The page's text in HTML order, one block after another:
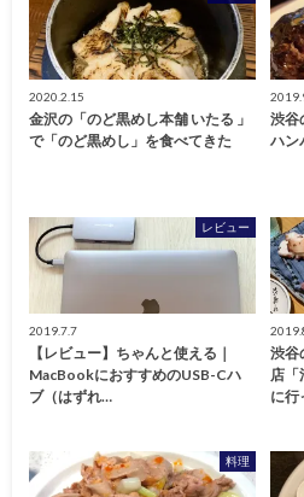
2020.2.15
金沢の「のど黒めし本舗 いたる 」
で「のど黒めし」を食べてきた
渋谷
ハン
レビュー
2019.7.7
【レビュー】ちゃんと使える｜
MacBookにおすすめのUSB-Cハ
ブ（はずれ…
渋谷
店「
に行
料理